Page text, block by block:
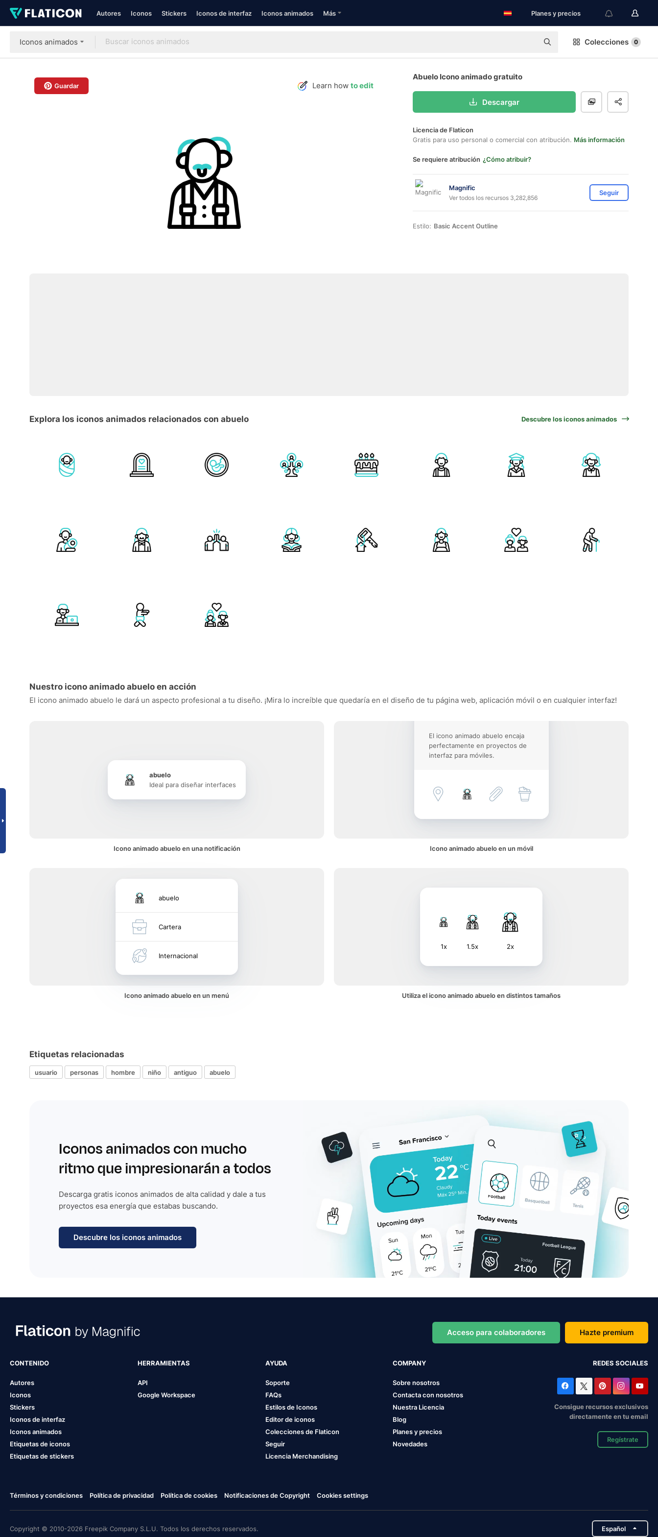
Autores Iconos Stickers Iconos de interfaz Iconos animados Más Planes y precios
Iconos animados Colecciones 0
Guardar Learn how to edit
Abuelo Icono animado gratuito
Descargar
Licencia de Flaticon
Gratis para uso personal o comercial con atribución. Más información
Se requiere atribución ¿Cómo atribuir?
Magnific
Ver todos los recursos 3,282,856
Seguir
Estilo: Basic Accent Outline
Explora los iconos animados relacionados con abuelo Descubre los iconos animados
Nuestro icono animado abuelo en acción
El icono animado abuelo le dará un aspecto profesional a tu diseño. ¡Mira lo increíble que quedaría en el diseño de tu página web, aplicación móvil o en cualquier interfaz!
abuelo
Ideal para diseñar interfaces
Icono animado abuelo en una notificación
El icono animado abuelo encaja
perfectamente en proyectos de
interfaz para móviles.
Icono animado abuelo en un móvil
abuelo
Cartera
Internacional
Icono animado abuelo en un menú
1x 1.5x 2x
Utiliza el icono animado abuelo en distintos tamaños
Etiquetas relacionadas
usuario personas hombre niño antiguo abuelo
Iconos animados con mucho
ritmo que impresionarán a todos
Descarga gratis iconos animados de alta calidad y dale a tus
proyectos esa energía que estabas buscando.
Descubre los iconos animados
Acceso para colaboradores Hazte premium
CONTENIDO
Autores
Iconos
Stickers
Iconos de interfaz
Iconos animados
Etiquetas de iconos
Etiquetas de stickers
HERRAMIENTAS
API
Google Workspace
AYUDA
Soporte
FAQs
Estilos de Iconos
Editor de iconos
Colecciones de Flaticon
Seguir
Licencia Merchandising
COMPANY
Sobre nosotros
Contacta con nosotros
Nuestra Licencia
Blog
Planes y precios
Novedades
REDES SOCIALES
Consigue recursos exclusivos
directamente en tu email
Regístrate
Términos y condiciones Política de privacidad Política de cookies Notificaciones de Copyright Cookies settings
Copyright © 2010-2026 Freepik Company S.L.U. Todos los derechos reservados. Español